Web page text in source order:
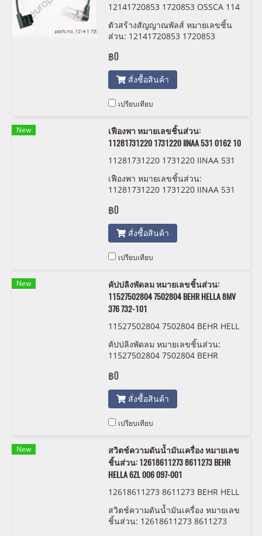
12141720853 1720853 OSSCA 114
ตัวสร้างสัญญาณพัลส์ หมายเลขชิ้น
ส่วน: 12141720853 1720853
฿0
สั่งซื้อสินค้า
เปรียบเทียบ
New
เฟืองพา หมายเลขชิ้นส่วน:
11281731220 1731220 IINAA 531 0162 10
11281731220 1731220 IINAA 531
เฟืองพา หมายเลขชิ้นส่วน:
11281731220 1731220 IINAA 531
฿0
สั่งซื้อสินค้า
เปรียบเทียบ
New
คัปปลิงพัดลม หมายเลขชิ้นส่วน:
11527502804 7502804 BEHR HELLA 8MV
376 732-101
11527502804 7502804 BEHR HELL
คัปปลิงพัดลม หมายเลขชิ้นส่วน:
11527502804 7502804 BEHR
฿0
สั่งซื้อสินค้า
เปรียบเทียบ
New
สวิตช์ความดันน้ำมันเครื่อง หมายเลข
ชิ้นส่วน: 12618611273 8611273 BEHR
HELLA 6ZL 006 097-001
12618611273 8611273 BEHR HELL
A 6ZL 006 097-001
สวิตช์ความดันน้ำมันเครื่อง หมายเลข
ชิ้นส่วน: 12618611273 8611273